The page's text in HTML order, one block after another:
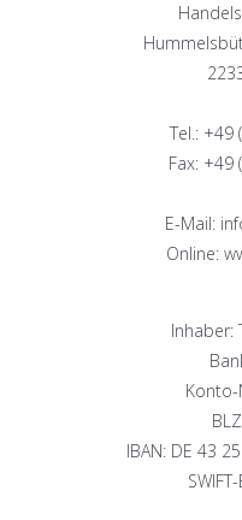
Tel.: +49
Fax: +49
E-Mail:
Online:
Inhaber:
Konto-
IBAN: DE 43